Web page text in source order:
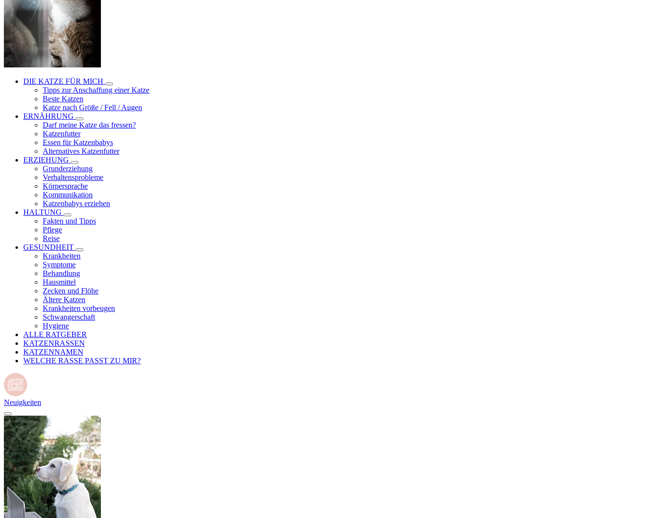
DIE KATZE FÜR MICH
Tipps zur Anschaffung einer Katze
Beste Katzen
Katze nach Größe / Fell / Augen
ERNÄHRUNG
Darf meine Katze das fressen?
Katzenfutter
Essen für Katzenbabys
Alternatives Katzenfutter
ERZIEHUNG
Grunderziehung
Verhaltensprobleme
Körpersprache
Kommunikation
Katzenbabys erziehen
HALTUNG
Fakten und Tipps
Pflege
Reise
GESUNDHEIT
Krankheiten
Symptome
Behandlung
Hausmittel
Zecken und Flöhe
Ältere Katzen
Krankheiten vorbeugen
Schwangerschaft
Hygiene
ALLE RATGEBER
KATZENRASSEN
KATZENNAMEN
WELCHE RASSE PASST ZU MIR?
Neuigkeiten